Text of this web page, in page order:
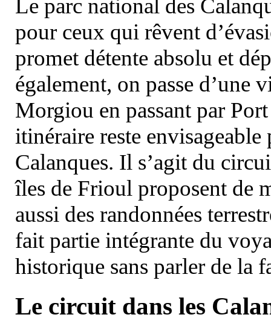
Le parc national des
pour ceux qui rêvent
promet détente absolu et
également, on passe d’une
Morgiou en passant par
itinéraire reste
Calanques. Il s’agit du
îles de Frioul proposent de
aussi des randonnées
fait partie intégrante du
historique sans parler de la
Le circuit dans les